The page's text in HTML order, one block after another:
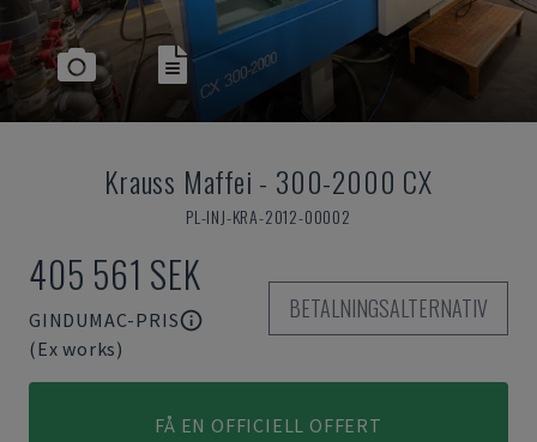
Krauss Maffei - 300-2000 CX
PL-INJ-KRA-2012-00002
405 561 SEK
GINDUMAC-PRIS
(Ex works)
BETALNINGSALTERNATIV
FÅ EN OFFICIELL OFFERT